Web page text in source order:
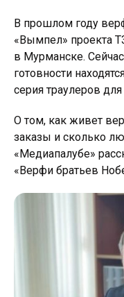
В прошлом году
«Вымпел» проекта
в Мурманске.
готовности
серия траулеров
О том, как живет
заказы и сколько
«Медиапалубе»
«Верфи братьев